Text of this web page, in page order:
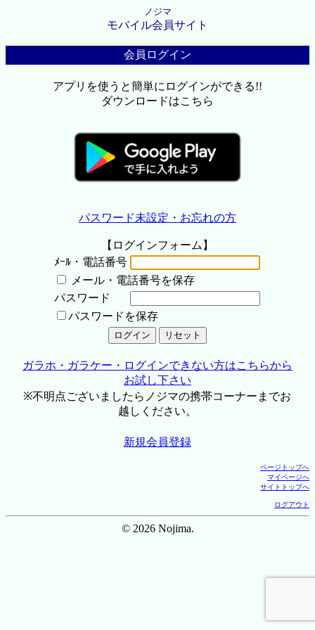
ノジマ
モバイル会員サイト
会員ログイン
アプリを使うと簡単にログインができる!!
ダウンロードはこちら
パスワード未設定・お忘れの方
【ログインフォーム】
ﾒｰﾙ・電話番号
メール・電話番号を保存
パスワード
パスワードを保存
ガラホ・ガラケー・ログインできない方はこちらから
お試し下さい
※不明点ございましたらノジマの携帯コーナーまでお
越しください。
新規会員登録
ページトップへ
マイページへ
サイトトップへ
ログアウト
© 2026 Nojima.